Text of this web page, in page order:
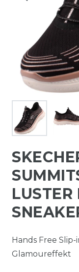
LUSTER
Hands Free
Glamoureffekt